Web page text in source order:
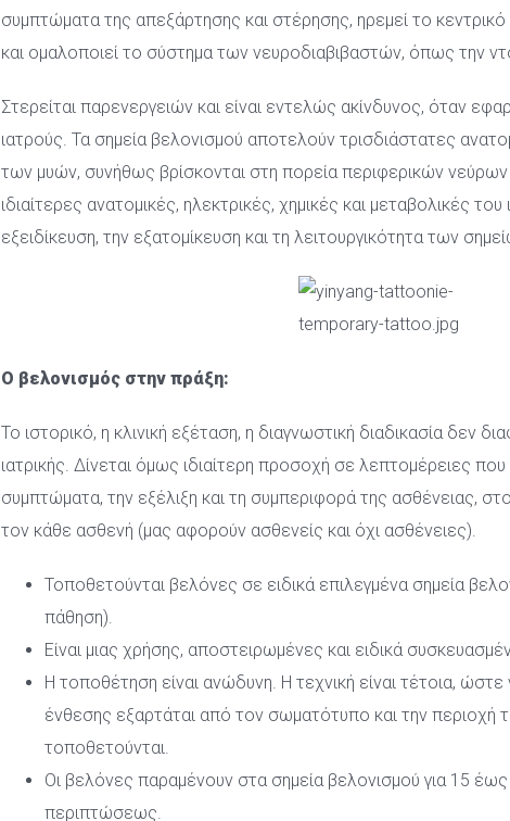
συμπτώματα της απεξάρτησης και στέρησης, ηρεμεί το
και ομαλοποιεί το σύστημα των νευροδιαβιβαστών, όπως την
Στερείται παρενεργειών και είναι εντελώς ακίνδυνος, όταν
ιατρούς. Τα σημεία βελονισμού αποτελούν τρισδιάστατες
των μυών, συνήθως βρίσκονται στη πορεία περιφερικών
ιδιαίτερες ανατομικές, ηλεκτρικές, χημικές και μεταβολικές του
εξειδίκευση, την εξατομίκευση και τη λειτουργικότητα των
Ο βελονισμός στην πράξη:
Το ιστορικό, η κλινική εξέταση, η διαγνωστική διαδικασία δεν
ιατρικής. Δίνεται όμως ιδιαίτερη προσοχή σε λεπτομέρειες
συμπτώματα, την εξέλιξη και τη συμπεριφορά της ασθένειας,
τον κάθε ασθενή (μας αφορούν ασθενείς και όχι ασθένειες).
Τοποθετούνται βελόνες σε ειδικά επιλεγμένα σημεία
πάθηση).
Είναι μιας χρήσης, αποστειρωμένες και ειδικά
Η τοποθέτηση είναι ανώδυνη. Η τεχνική είναι τέτοια,
ένθεσης εξαρτάται από τον σωματότυπο και την περιοχή
τοποθετούνται.
Οι βελόνες παραμένουν στα σημεία βελονισμού για 15
περιπτώσεως.